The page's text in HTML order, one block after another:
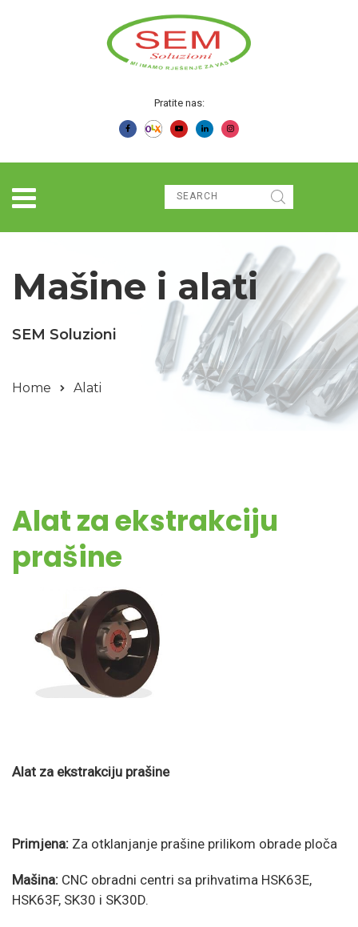
Pratite nas:
Mašine i alati
SEM Soluzioni
Home Alati
Alat za ekstrakciju
prašine
Alat za ekstrakciju prašine
Primjena: Za otklanjanje prašine prilikom obrade ploča
Mašina: CNC obradni centri sa prihvatima HSK63E,
HSK63F, SK30 i SK30D.